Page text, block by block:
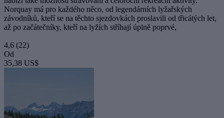
Norquay má pro každého něco, od legendárních lyžařských
závodníků, kteří se na těchto sjezdovkách proslavili od třicátých let,
až po začátečníky, kteří na lyžích stříhají úplně poprvé,
4,6 (22)
Od
35,38 US$